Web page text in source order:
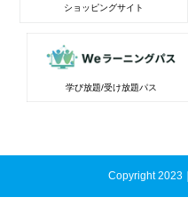
ショッピングサイト
学び放題/受け放題パス
Copyright 2023